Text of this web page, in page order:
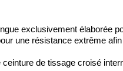
exclusivement élaborée
une résistance extrême
de tissage croisé